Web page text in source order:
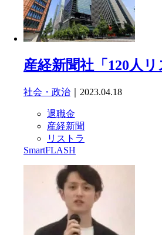
産経新聞社「120人
社会・政治 ｜2023.04.18
退職金
産経新聞
リストラ
SmartFLASH